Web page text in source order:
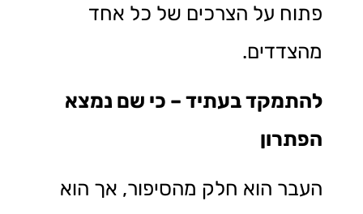
פתוח על הצרכים של כל אחד
מהצדדים.
להתמקד בעתיד – כי שם נמצא
הפתרון
העבר הוא חלק מהסיפור, אך הוא